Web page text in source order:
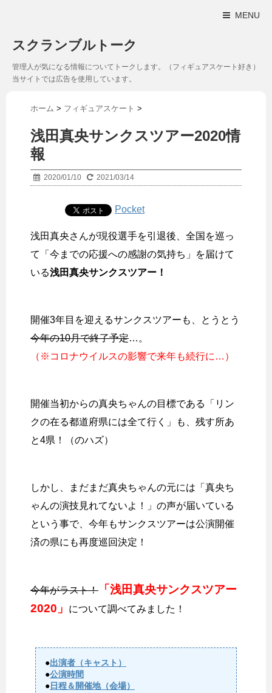
MENU
スクランブルトーク
管理人が気になる情報についてトークします。（フィギュアスケート好き）
当サイトでは広告を使用しています。
ホーム > フィギュアスケート >
浅田真央サンクスツアー2020情
報
2020/01/10 2021/03/14
Pocket
浅田真央さんが現役選手を引退後、全国を巡っ
て「今までの応援への感謝の気持ち」を届けて
いる浅田真央サンクスツアー！
開催3年目を迎えるサンクスツアーも、とうとう
今年の10月で終了予定…。
（※コロナウイルスの影響で来年も続行に…）
開催当初からの真央ちゃんの目標である「リン
クの在る都道府県には全て行く」も、残す所あ
と4県！（のハズ）
しかし、まだまだ真央ちゃんの元には「真央ち
ゃんの演技見れてないよ！」の声が届いている
という事で、今年もサンクスツアーは公演開催
済の県にも再度巡回決定！
今年がラスト！
「浅田真央サンクスツアー
2020」
について調べてみました！
●出演者（キャスト）
●公演時間
●日程＆開催地（会場）